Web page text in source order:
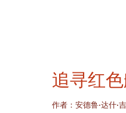
追寻红
作者：安德鲁·达什·